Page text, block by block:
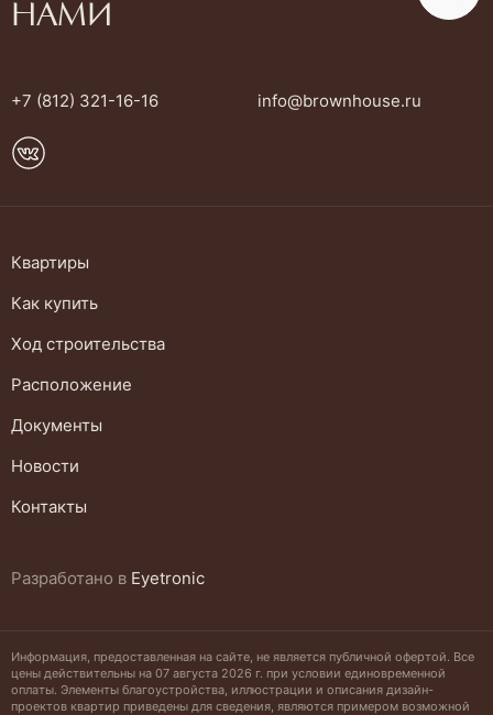
НАМИ
+7 (812) 321-16-16 info@brownhouse.ru
Квартиры
Как купить
Ход строительства
Расположение
Документы
Новости
Контакты
Разработано в Eyetronic
Информация, предоставленная на сайте, не является публичной офертой. Все
цены действительны на 07 августа 2026 г. при условии единовременной
оплаты. Элементы благоустройства, иллюстрации и описания дизайн-
проектов квартир приведены для сведения, являются примером возможной